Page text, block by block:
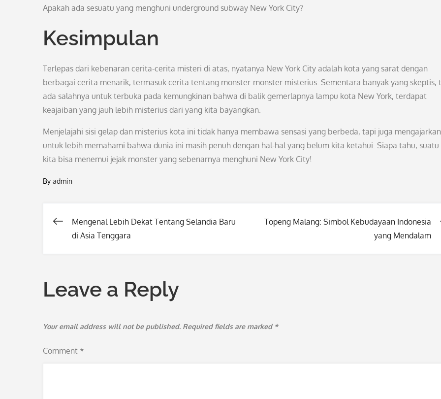
Apakah ada sesuatu yang menghuni underground subway New York City?
Kesimpulan
Terlepas dari kebenaran cerita-cerita misteri di atas, nyatanya New York City adalah kota yang sarat dengan
berbagai cerita menarik, termasuk cerita tentang monster-monster misterius. Sementara banyak yang skeptis,
ada salahnya untuk terbuka pada kemungkinan bahwa di balik gemerlapnya lampu kota New York, terdapat
keajaiban yang jauh lebih misterius dari yang kita bayangkan.
Menjelajahi sisi gelap dan misterius kota ini tidak hanya membawa sensasi yang berbeda, tapi juga
untuk lebih memahami bahwa dunia ini masih penuh dengan hal-hal yang belum kita ketahui. Siapa tahu, suatu
kita bisa menemui jejak monster yang sebenarnya menghuni New York City!
By admin
Post
Mengenal Lebih Dekat Tentang Selandia Baru
di Asia Tenggara
Topeng Malang: Simbol Kebudayaan Indonesia
yang Mendalam
Leave a Reply
Your email address will not be published. Required fields are marked *
Comment *